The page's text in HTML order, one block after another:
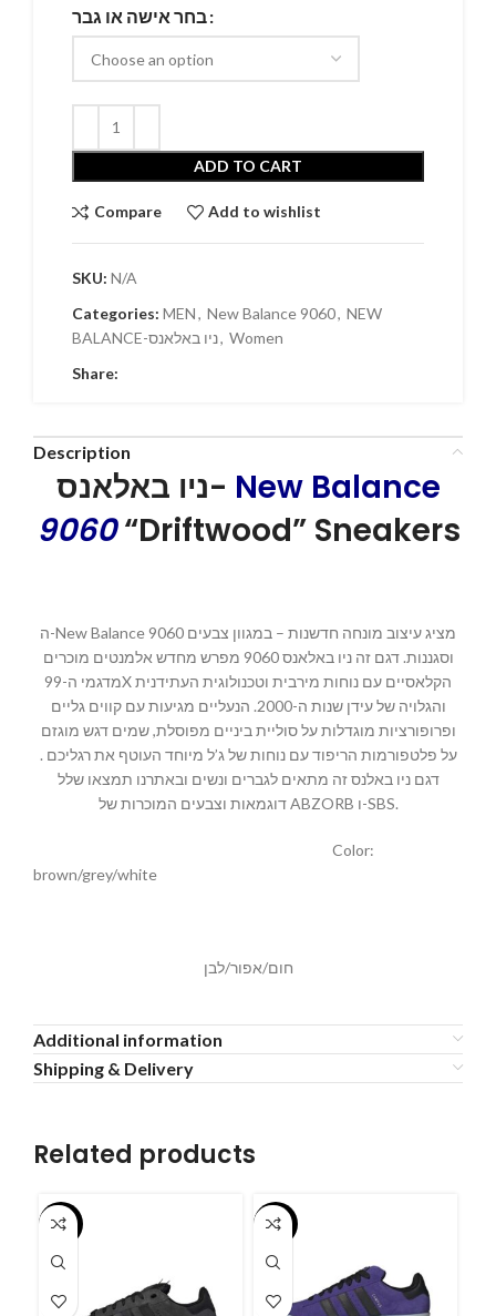
בחר אישה או גבר
ADD TO CART
Compare Add to wishlist
SKU: N/A
Categories: MEN, New Balance 9060, NEW
BALANCE-ניו באלאנס, Women
Share:
Description
ניו באלאנס- New Balance
9060“Driftwood” Sneakers
ה-New Balance 9060 מציג עיצוב מונחה חדשנות – במגוון צבעים
וסגננות. דגם זה ניו באלאנס 9060 מפרש מחדש אלמנטים מוכרים
מדגמי ה-99X הקלאסיים עם נוחות מירבית וטכנולוגית העתידנית
והגלויה של עידן שנות ה-2000. הנעליים מגיעות עם קווים גליים
ופרופורציות מוגדלות על סוליית ביניים מפוסלת, שמים דגש מוגזם
על פלטפורמות הריפוד עם נוחות של ג’ל מיוחד העוטף את רגליכם .
דגם ניו באלנס זה מתאים לגברים ונשים ובאתרנו תמצאו שלל
דוגמאות וצבעים המוכרות של ABZORB ו-SBS.
Color:
brown/grey/white
חום/אפור/לבן
Additional information
Shipping & Delivery
Related products
-55% -55%